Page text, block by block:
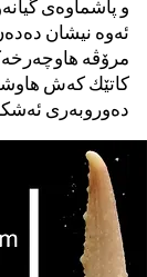
و پاشماوەی
ئەوە نیشان
مرۆڤە
کاتێك کەش
دەوروبەری